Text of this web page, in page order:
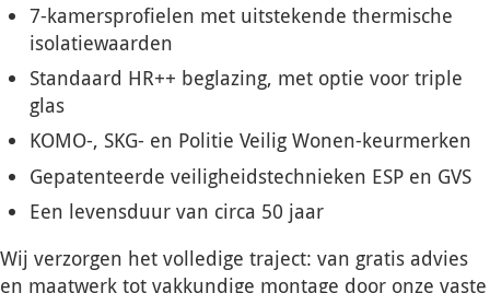
7-kamersprofielen met uitstekende thermische
isolatiewaarden
Standaard HR++ beglazing, met optie voor triple
glas
KOMO-, SKG- en Politie Veilig Wonen-keurmerken
Gepatenteerde veiligheidstechnieken ESP en GVS
Een levensduur van circa 50 jaar
Wij verzorgen het volledige traject: van gratis advies
en maatwerk tot vakkundige montage door onze vaste